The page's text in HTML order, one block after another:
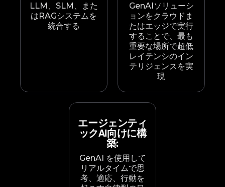
LLM、SLM、また
はRAGシステムを
統合する
GenAIソリューシ
ョンをクラウドま
たはエッジで実行
することで、最も
重要な場所で超低
レイテンシのイン
テリジェンスを実
現
エージェンティ
ックAI向けに構
築:
GenAI を使用して
リアルタイムで思
考、適応、行動を